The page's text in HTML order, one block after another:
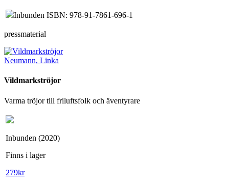
Inbunden ISBN: 978-91-7861-696-1
pressmaterial
Neumann, Linka
Vildmarkströjor
Varma tröjor till friluftsfolk och äventyrare
Inbunden (2020)
Finns i lager
279kr